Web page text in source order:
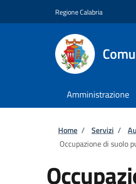
Regione Calabria
Amministrazione
Briciole
Home / Servizi /
Occupazione di suolo